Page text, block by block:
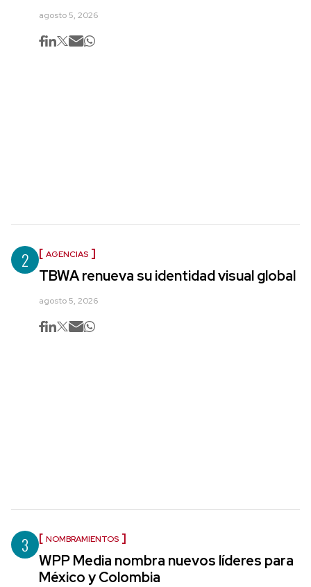
agosto 5, 2026
2 AGENCIAS
TBWA renueva su identidad visual global
agosto 5, 2026
3 NOMBRAMIENTOS
WPP Media nombra nuevos líderes para
México y Colombia